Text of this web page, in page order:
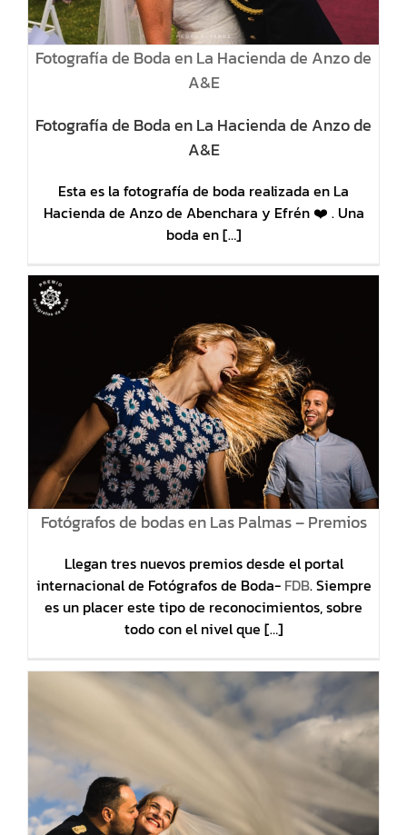
Fotografía de Boda en La Hacienda de Anzo de
A&E
Fotografía de Boda en La Hacienda de Anzo de
A&E
Esta es la fotografía de boda realizada en La
Hacienda de Anzo de Abenchara y Efrén ❤️ . Una
boda en […]
Fotógrafos de bodas en Las Palmas – Premios
Llegan tres nuevos premios desde el portal
internacional de Fotógrafos de Boda- FDB. Siempre
es un placer este tipo de reconocimientos, sobre
todo con el nivel que […]